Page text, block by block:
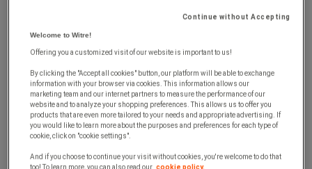
Continue without Accepting
Welcome to Witre!
Offering you a customized visit of our website is important to us!
By clicking the "Accept all cookies" button, our platform will be able to exchange
information with your browser via cookies. This information allows our
marketing team and our internet partners to measure the performance of our
website and to analyze your shopping preferences. This allows us to offer you
products that are even more tailored to your needs and appropriate advertising. If
you would like to learn more about the purposes and preferences for each type of
cookie, click on "cookie settings".
And if you choose to continue your visit without cookies, you're welcome to do that
too! To learn more, you can also read our cookie policy.